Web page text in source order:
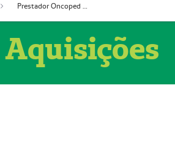
Prestador Oncoped Serviços Médicos (51004335-0)